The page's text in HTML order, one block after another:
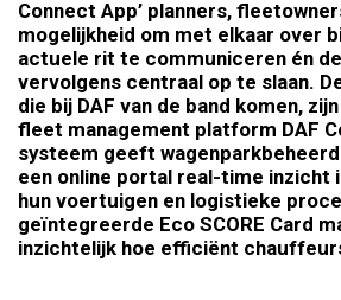
Connect App’ planners,
mogelijkheid om met elkaar over
actuele rit te communiceren én
vervolgens centraal op te slaan.
die bij DAF van de band komen,
fleet management platform DAF
systeem geeft
een online portal real-time inzicht
hun voertuigen en logistieke
geïntegreerde Eco SCORE Card
inzichtelijk hoe efficiënt